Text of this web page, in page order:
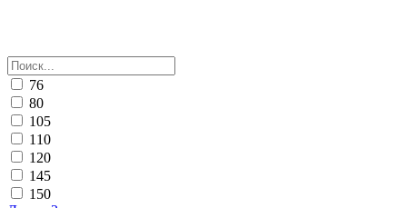
76
80
105
110
120
145
150